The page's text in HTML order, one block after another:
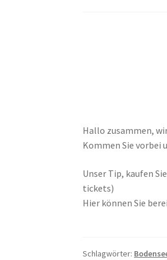
Hallo zusammen,
Kommen Sie vorbei
Unser Tip, kaufen
tickets)
Hier können Sie
Schlagwörter: